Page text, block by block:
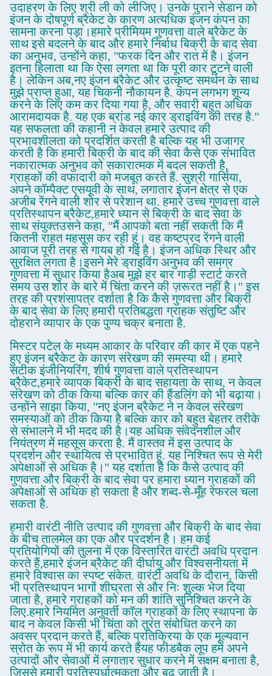
उदाहरण के लिए श्री ली को लीजिए। उनके पुराने सेडान को
इंजन के दोषपूर्ण ब्रैकेट के कारण अत्यधिक इंजन कंपन का
सामना करना पड़ा।हमारे प्रीमियम गुणवत्ता वाले ब्रैकेट के
साथ इसे बदलने के बाद और हमारे निर्बाध बिक्री के बाद सेवा
का अनुभव, उन्होंने कहा, "फरक दिन और रात में है। इंजन
इतना हिलाता था कि ऐसा लगता था कि पूरी कार टूटने वाली
है। लेकिन अब,नए इंजन ब्रैकेट और उत्कृष्ट समर्थन के साथ
मुझे प्राप्त हुआ, यह चिकनी नौकायन है. कंपन लगभग शून्य
करने के लिए कम कर दिया गया है, और सवारी बहुत अधिक
आरामदायक है. यह एक ब्रांड नई कार ड्राइविंग की तरह है."
यह सफलता की कहानी न केवल हमारे उत्पाद की
प्रभावशीलता को प्रदर्शित करती है बल्कि यह भी उजागर
करती है कि हमारी बिक्री के बाद की सेवा कैसे एक संभावित
नकारात्मक अनुभव को सकारात्मक में बदल सकती है,
ग्राहकों की वफादारी को मजबूत करते हैं. सुश्री गार्सिया,
अपने कॉम्पैक्ट एसयूवी के साथ, लगातार इंजन क्षेत्र से एक
अजीब रेंगने वाली शोर से परेशान था. हमारे उच्च गुणवत्ता वाले
प्रतिस्थापन ब्रैकेट,हमारे ध्यान से बिक्री के बाद सेवा के
साथ संयुक्तउसने कहा, "मैं आपको बता नहीं सकती कि मैं
कितनी राहत महसूस कर रही हूं। वह कष्टप्रद रेंगने वाली
आवाज पूरी तरह से गायब हो गई है। इंजन अधिक स्थिर और
सुरक्षित लगता है।इसने मेरे ड्राइविंग अनुभव की समग्र
गुणवत्ता में सुधार किया हैअब मुझे हर बार गाड़ी स्टार्ट करते
समय उस शोर के बारे में चिंता करने की ज़रूरत नहीं है।" इस
तरह की प्रशंसापत्र दर्शाता है कि कैसे गुणवत्ता और बिक्री
के बाद सेवा के लिए हमारी प्रतिबद्धता ग्राहक संतुष्टि और
दोहराने व्यापार के एक पुण्य चक्र बनाता है.
मिस्टर पटेल के मध्यम आकार के परिवार की कार में एक पहने
हुए इंजन ब्रैकेट के कारण संरेखण की समस्या थी। हमारे
सटीक इंजीनियरिंग, शीर्ष गुणवत्ता वाले प्रतिस्थापन
ब्रैकेट,हमारे व्यापक बिक्री के बाद सहायता के साथ, न केवल
संरेखण को ठीक किया बल्कि कार की हैंडलिंग को भी बढ़ाया।
उन्होंने साझा किया, "नए इंजन ब्रैकेट ने न केवल संरेखण
समस्याओं को ठीक किया है बल्कि कार को बहुत बेहतर तरीके
से संभालने में भी मदद की है।यह अधिक संवेदनशील और
नियंत्रण में महसूस करता है. मैं वास्तव में इस उत्पाद के
प्रदर्शन और स्थायित्व से प्रभावित हूं. यह निश्चित रूप से मेरी
अपेक्षाओं से अधिक है।" यह दर्शाता है कि कैसे उत्पाद की
गुणवत्ता और बिक्री के बाद सेवा पर हमारा ध्यान ग्राहकों की
अपेक्षाओं से अधिक हो सकता है और शब्द-से-मूँह रेफरल चला
सकता है.
हमारी वारंटी नीति उत्पाद की गुणवत्ता और बिक्री के बाद सेवा
के बीच तालमेल का एक और प्रदर्शन है। हम कई
प्रतियोगियों की तुलना में एक विस्तारित वारंटी अवधि प्रदान
करते हैं,हमारे इंजन ब्रैकेट की दीर्घायु और विश्वसनीयता में
हमारे विश्वास का स्पष्ट संकेत. वारंटी अवधि के दौरान, किसी
भी प्रतिस्थापन भागों शीघ्रता से और निः शुल्क भेज दिया
जाता है, हमारे ग्राहकों को मन की शांति सुनिश्चित करने के
लिए.हमारे नियमित अनुवर्ती कॉल ग्राहकों के लिए स्थापना के
बाद न केवल किसी भी चिंता को तुरंत संबोधित करने का
अवसर प्रदान करते हैं, बल्कि प्रतिक्रिया के एक मूल्यवान
स्रोत के रूप में भी कार्य करते हैंयह फीडबैक लूप हमें अपने
उत्पादों और सेवाओं में लगातार सुधार करने में सक्षम बनाता है,
जिससे हमारी प्रतिस्पर्धात्मकता और बढ़ जाती है।